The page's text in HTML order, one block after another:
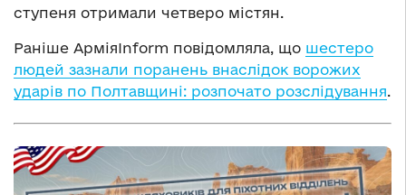
ступеня отримали четверо містян.
Раніше АрміяInform повідомляла, що шестеро
людей зазнали поранень внаслідок ворожих
ударів по Полтавщині: розпочато розслідування.